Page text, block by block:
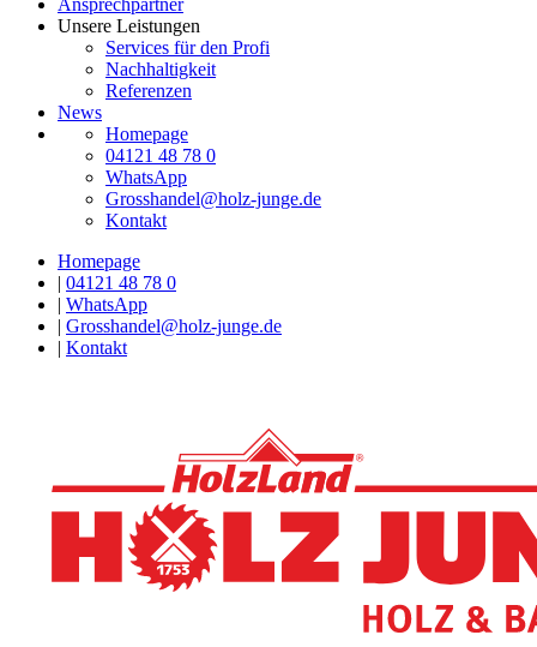
Unsere Leistungen
Services für den Profi
Nachhaltigkeit
Referenzen
News
Homepage
04121 48 78 0
WhatsApp
Grosshandel@holz-junge.de
Kontakt
Homepage
| 04121 48 78 0
| WhatsApp
| Grosshandel@holz-junge.de
| Kontakt